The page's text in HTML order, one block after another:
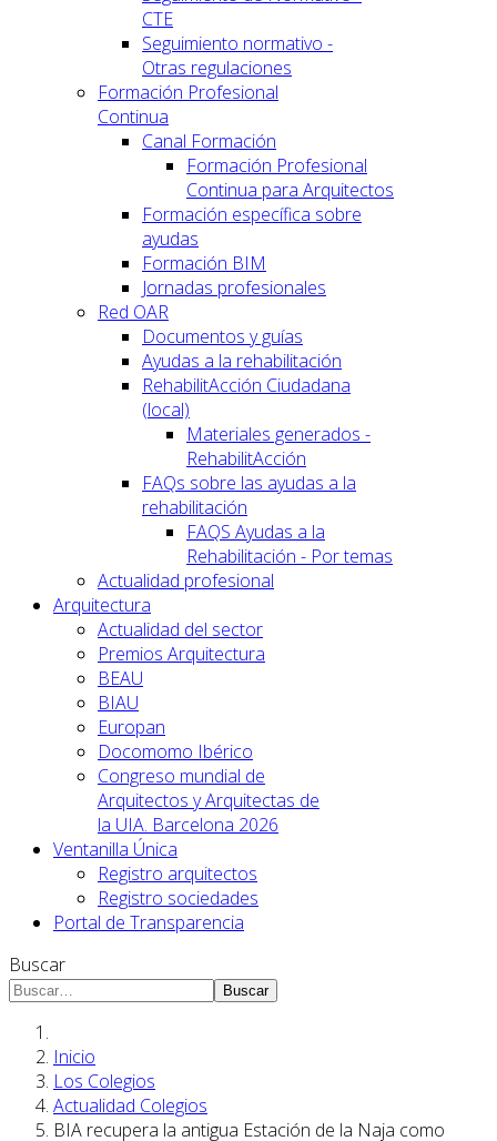
CTE
Seguimiento normativo -
Otras regulaciones
Formación Profesional
Continua
Canal Formación
Formación Profesional
Continua para Arquitectos
Formación específica sobre
ayudas
Formación BIM
Jornadas profesionales
Red OAR
Documentos y guías
Ayudas a la rehabilitación
RehabilitAcción Ciudadana
(local)
Materiales generados -
RehabilitAcción
FAQs sobre las ayudas a la
rehabilitación
FAQS Ayudas a la
Rehabilitación - Por temas
Actualidad profesional
Arquitectura
Actualidad del sector
Premios Arquitectura
BEAU
BIAU
Europan
Docomomo Ibérico
Congreso mundial de
Arquitectos y Arquitectas de
la UIA. Barcelona 2026
Ventanilla Única
Registro arquitectos
Registro sociedades
Portal de Transparencia
Buscar
Buscar
Inicio
Los Colegios
Actualidad Colegios
BIA recupera la antigua Estación de la Naja como